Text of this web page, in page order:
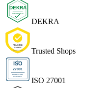
DEKRA
Trusted Shops
ISO 27001